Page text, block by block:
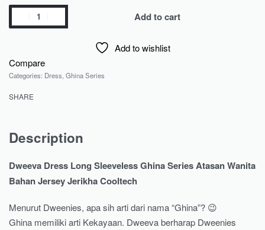
Add to cart
Add to wishlist
Compare
Categories: Dress Ghina Series
SHARE
Description
Dweeva Dress Long Sleeveless Ghina Series Atasan Wanita
Bahan Jersey Jerikha Cooltech
Menurut Dweenies, apa sih arti dari nama “Ghina”? 😉
Ghina memiliki arti Kekayaan. Dweeva berharap Dweenies